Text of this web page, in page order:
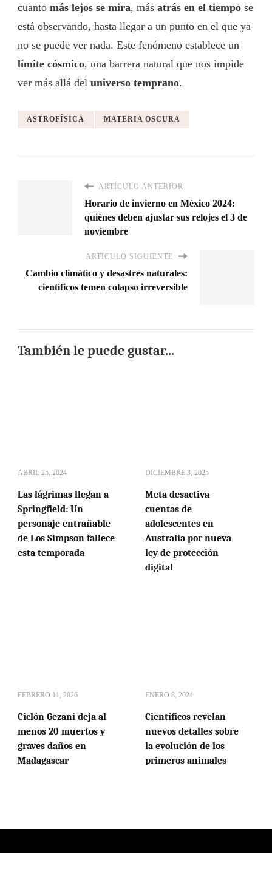
cuanto más lejos se mira, más atrás en el tiempo se
está observando, hasta llegar a un punto en el que ya
no se puede ver nada. Este fenómeno establece un
límite cósmico, una barrera natural que nos impide
ver más allá del universo temprano.
ASTROFÍSICA MATERIA OSCURA
ARTÍCULO ANTERIOR
Horario de invierno en México 2024:
quiénes deben ajustar sus relojes el 3 de
noviembre
ARTÍCULO SIGUIENTE
Cambio climático y desastres naturales:
científicos temen colapso irreversible
También le puede gustar...
ABRIL 25, 2024
Las lágrimas llegan a
Springfield: Un
personaje entrañable
de Los Simpson fallece
esta temporada
DICIEMBRE 3, 2025
Meta desactiva
cuentas de
adolescentes en
Australia por nueva
ley de protección
digital
FEBRERO 11, 2026
Ciclón Gezani deja al
menos 20 muertos y
graves daños en
Madagascar
ENERO 8, 2024
Científicos revelan
nuevos detalles sobre
la evolución de los
primeros animales